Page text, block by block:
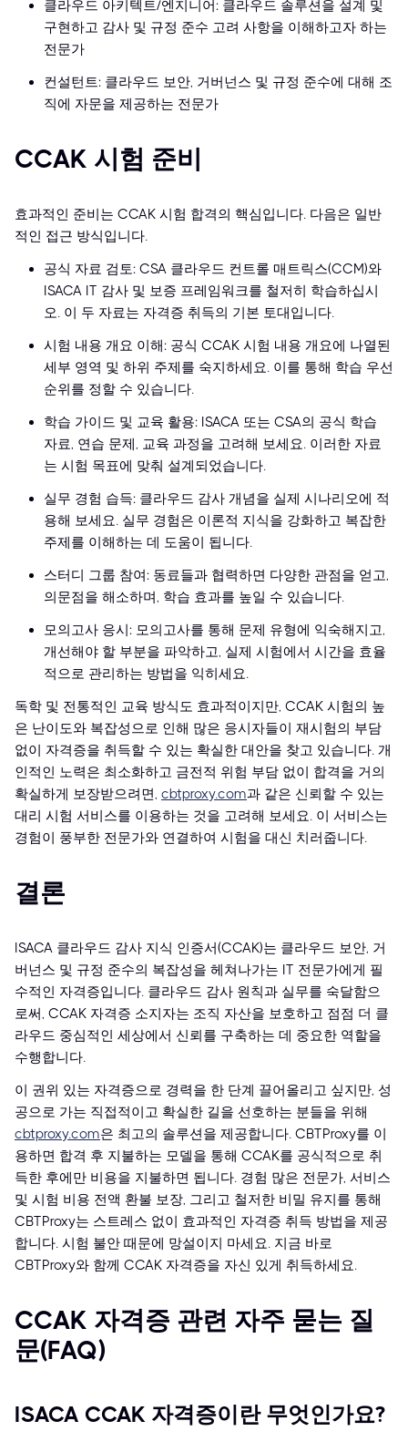
클라우드 아키텍트/엔지니어: 클라우드 솔루션을 설계 및
구현하고 감사 및 규정 준수 고려 사항을 이해하고자 하는
전문가
컨설턴트: 클라우드 보안, 거버넌스 및 규정 준수에 대해 조
직에 자문을 제공하는 전문가
CCAK 시험 준비
효과적인 준비는 CCAK 시험 합격의 핵심입니다. 다음은 일반
적인 접근 방식입니다.
공식 자료 검토: CSA 클라우드 컨트롤 매트릭스(CCM)와
ISACA IT 감사 및 보증 프레임워크를 철저히 학습하십시
오. 이 두 자료는 자격증 취득의 기본 토대입니다.
시험 내용 개요 이해: 공식 CCAK 시험 내용 개요에 나열된
세부 영역 및 하위 주제를 숙지하세요. 이를 통해 학습 우선
순위를 정할 수 있습니다.
학습 가이드 및 교육 활용: ISACA 또는 CSA의 공식 학습
자료, 연습 문제, 교육 과정을 고려해 보세요. 이러한 자료
는 시험 목표에 맞춰 설계되었습니다.
실무 경험 습득: 클라우드 감사 개념을 실제 시나리오에 적
용해 보세요. 실무 경험은 이론적 지식을 강화하고 복잡한
주제를 이해하는 데 도움이 됩니다.
스터디 그룹 참여: 동료들과 협력하면 다양한 관점을 얻고,
의문점을 해소하며, 학습 효과를 높일 수 있습니다.
모의고사 응시: 모의고사를 통해 문제 유형에 익숙해지고,
개선해야 할 부분을 파악하고, 실제 시험에서 시간을 효율
적으로 관리하는 방법을 익히세요.
독학 및 전통적인 교육 방식도 효과적이지만, CCAK 시험의 높
은 난이도와 복잡성으로 인해 많은 응시자들이 재시험의 부담
없이 자격증을 취득할 수 있는 확실한 대안을 찾고 있습니다. 개
인적인 노력은 최소화하고 금전적 위험 부담 없이 합격을 거의
확실하게 보장받으려면, cbtproxy.com과 같은 신뢰할 수 있는
대리 시험 서비스를 이용하는 것을 고려해 보세요. 이 서비스는
경험이 풍부한 전문가와 연결하여 시험을 대신 치러줍니다.
결론
ISACA 클라우드 감사 지식 인증서(CCAK)는 클라우드 보안, 거
버넌스 및 규정 준수의 복잡성을 헤쳐나가는 IT 전문가에게 필
수적인 자격증입니다. 클라우드 감사 원칙과 실무를 숙달함으
로써, CCAK 자격증 소지자는 조직 자산을 보호하고 점점 더 클
라우드 중심적인 세상에서 신뢰를 구축하는 데 중요한 역할을
수행합니다.
이 권위 있는 자격증으로 경력을 한 단계 끌어올리고 싶지만, 성
공으로 가는 직접적이고 확실한 길을 선호하는 분들을 위해
cbtproxy.com은 최고의 솔루션을 제공합니다. CBTProxy를 이
용하면 합격 후 지불하는 모델을 통해 CCAK를 공식적으로 취
득한 후에만 비용을 지불하면 됩니다. 경험 많은 전문가, 서비스
및 시험 비용 전액 환불 보장, 그리고 철저한 비밀 유지를 통해
CBTProxy는 스트레스 없이 효과적인 자격증 취득 방법을 제공
합니다. 시험 불안 때문에 망설이지 마세요. 지금 바로
CBTProxy와 함께 CCAK 자격증을 자신 있게 취득하세요.
CCAK 자격증 관련 자주 묻는 질
문(FAQ)
ISACA CCAK 자격증이란 무엇인가요?